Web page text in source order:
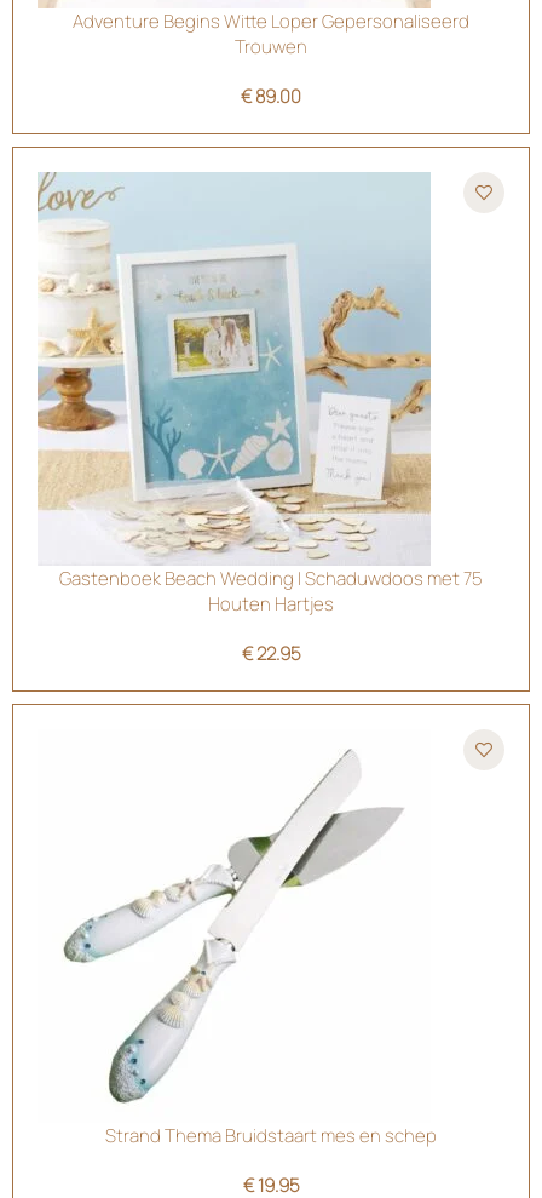
Adventure Begins Witte Loper Gepersonaliseerd
Trouwen
€89.00
Gastenboek Beach Wedding | Schaduwdoos met 75
Houten Hartjes
€22.95
Strand Thema Bruidstaart mes en schep
€19.95